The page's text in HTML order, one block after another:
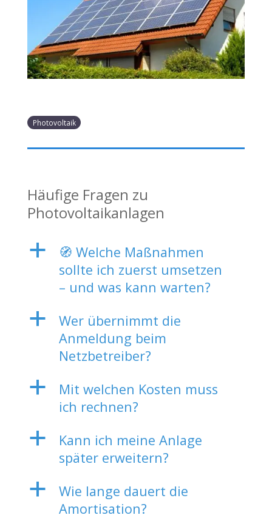
Photovoltaik
Häufige Fragen zu
Photovoltaikanlagen
a
🧭 Welche Maßnahmen
sollte ich zuerst umsetzen
– und was kann warten?
a
Wer übernimmt die
Anmeldung beim
Netzbetreiber?
a
Mit welchen Kosten muss
ich rechnen?
a
Kann ich meine Anlage
später erweitern?
a
Wie lange dauert die
Amortisation?